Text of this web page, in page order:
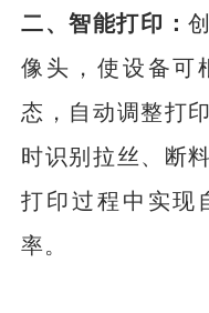
二、智能打印：
像头，使设备可
态，自动调整打
时识别拉丝、断
打印过程中实现
率。